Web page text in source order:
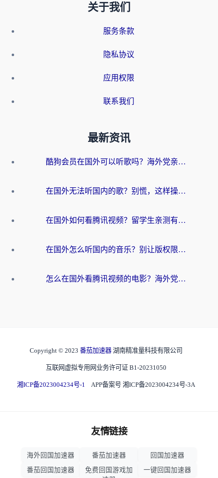
关于我们
服务条款
隐私协议
应用权限
联系我们
最新资讯
酷狗会员在国外可以听歌吗？海外党亲测有效：3步解决音乐权限难题
在国外无法听国内的歌？别慌，这样操作就能畅听QQ音乐（附亲测加速器推荐）
在国外如何看腾讯视频？留学生亲测有效的回国加速方案
在国外怎么听国内的音乐？别让版权限制断了你的华语歌单
怎么在国外看腾讯视频的电影？海外党亲测有效的回国加速指南
Copyright © 2023 番茄加速器 湖南精准量科技有限公司
互联网虚拟专用网业务许可证 B1-20231050
湘ICP备2023004234号-1 APP备案号 湘ICP备2023004234号-3A
友情链接
海外回国加速器 番茄加速器
回国加速器
番茄回国加速器
免费回国游戏加
一键回国加速器